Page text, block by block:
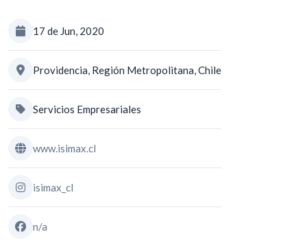
17 de Jun, 2020
Providencia, Región Metropolitana, Chile
Servicios Empresariales
www.isimax.cl
isimax_cl
n/a